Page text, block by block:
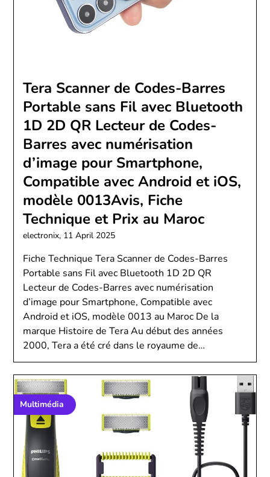
Tera Scanner de Codes-Barres
Portable sans Fil avec Bluetooth
1D 2D QR Lecteur de Codes-
Barres avec numérisation
d’image pour Smartphone,
Compatible avec Android et iOS,
modèle 0013Avis, Fiche
Technique et Prix au Maroc
electronix, 11 April 2025
Fiche Technique Tera Scanner de Codes-Barres
Portable sans Fil avec Bluetooth 1D 2D QR
Lecteur de Codes-Barres avec numérisation
d’image pour Smartphone, Compatible avec
Android et iOS, modèle 0013 au Maroc De la
marque Histoire de Tera Au début des années
2000, Tera a été cré dans le royaume de…
Multimédia